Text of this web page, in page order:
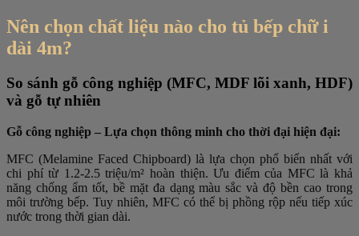
Nên chọn chất liệu nào cho tủ bếp chữ i
dài 4m?
So sánh gỗ công nghiệp (MFC, MDF lõi xanh, HDF)
và gỗ tự nhiên
Gỗ công nghiệp – Lựa chọn thông minh cho thời đại hiện đại:
MFC (Melamine Faced Chipboard) là lựa chọn phổ biến nhất với
chi phí từ 1.2-2.5 triệu/m² hoàn thiện. Ưu điểm của MFC là khả
năng chống ẩm tốt, bề mặt đa dạng màu sắc và độ bền cao trong
môi trường bếp. Tuy nhiên, MFC có thể bị phồng rộp nếu tiếp xúc
nước trong thời gian dài.